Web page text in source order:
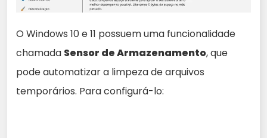
O Windows 10 e 11 possuem uma funcionalidade
chamada Sensor de Armazenamento, que
pode automatizar a limpeza de arquivos
temporários. Para configurá-lo: